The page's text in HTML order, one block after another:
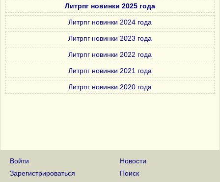
Литрпг новинки 2025 года
Литрпг новинки 2024 года
Литрпг новинки 2023 года
Литрпг новинки 2022 года
Литрпг новинки 2021 года
Литрпг новинки 2020 года
Войти
Зарегистрироваться
Новости
Поиск